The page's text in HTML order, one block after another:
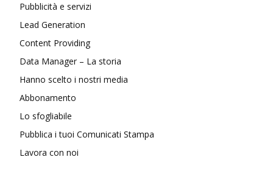
Pubblicità e servizi
Lead Generation
Content Providing
Data Manager – La storia
Hanno scelto i nostri media
Abbonamento
Lo sfogliabile
Pubblica i tuoi Comunicati Stampa
Lavora con noi